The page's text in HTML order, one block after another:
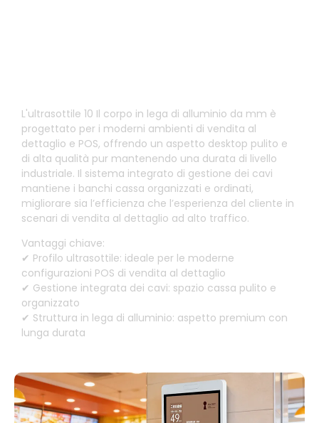
L'ultrasottile 10 Il corpo in lega di alluminio da mm è
progettato per i moderni ambienti di vendita al
dettaglio e POS, offrendo un aspetto desktop pulito e
di alta qualità pur mantenendo una durata di livello
industriale. Il sistema integrato di gestione dei cavi
mantiene i banchi cassa organizzati e ordinati,
migliorare sia l’efficienza che l’esperienza del cliente in
scenari di vendita al dettaglio ad alto traffico.
Vantaggi chiave:
✔ Profilo ultrasottile: ideale per le moderne
configurazioni POS di vendita al dettaglio
✔ Gestione integrata dei cavi: spazio cassa pulito e
organizzato
✔ Struttura in lega di alluminio: aspetto premium con
lunga durata